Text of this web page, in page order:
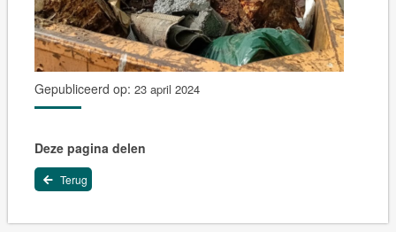
Gepubliceerd op: 23 april 2024
Deze pagina delen
Terug